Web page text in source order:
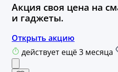
Акция своя цена на
и гаджеты.
Открыть акцию
действует ещё 3 месяца